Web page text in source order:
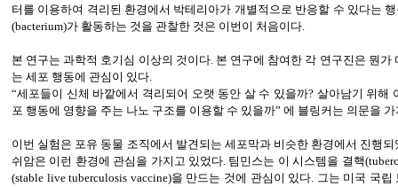
터를 이용하여 격리된 환경에서 박테리아가 개별적으로 반응할 수 있다는
(bacterium)가 활동하는 것을 관찰한 것은 이번이 처음이다.
본 연구는 과학적 호기심 이상의 것이다. 본 연구에 참여한 각 연구진은 뭔
는 세포 행동에 관심이 있다.
“세포들이 신체 바깥에서 격리되어 오랫 동안 살 수 있을까? 살아남기 위
포 행동에 영향을 주는 나노 구조를 이용할 수 있을까” 에 블링커는 의문을
이번 실험은 포유 동물 조직에서 발견되는 세포막과 비슷한 환경에서 진행
쉬암은 이런 환경에 관심을 가지고 있었다. 팀민스는 이 시스템을 결핵
(stable live tuberculosis vaccine)을 만드는 것에 관심이 있다. 그는 미국 국